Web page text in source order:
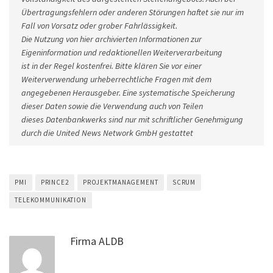
Übertragungsfehlern oder anderen Störungen haftet sie nur im
Fall von Vorsatz oder grober Fahrlässigkeit.
Die Nutzung von hier archivierten Informationen zur
Eigeninformation und redaktionellen Weiterverarbeitung
ist in der Regel kostenfrei. Bitte klären Sie vor einer
Weiterverwendung urheberrechtliche Fragen mit dem
angegebenen Herausgeber. Eine systematische Speicherung
dieser Daten sowie die Verwendung auch von Teilen
dieses Datenbankwerks sind nur mit schriftlicher Genehmigung
durch die United News Network GmbH gestattet
PMI PRINCE2 PROJEKTMANAGEMENT SCRUM
TELEKOMMUNIKATION
Firma ALDB